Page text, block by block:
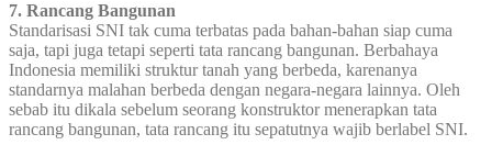
7. Rancang Bangunan
Standarisasi SNI tak cuma terbatas pada bahan-bahan siap cuma
saja, tapi juga tetapi seperti tata rancang bangunan. Berbahaya
Indonesia memiliki struktur tanah yang berbeda, karenanya
standarnya malahan berbeda dengan negara-negara lainnya. Oleh
sebab itu dikala sebelum seorang konstruktor menerapkan tata
rancang bangunan, tata rancang itu sepatutnya wajib berlabel SNI.